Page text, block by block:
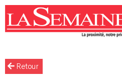
Retour